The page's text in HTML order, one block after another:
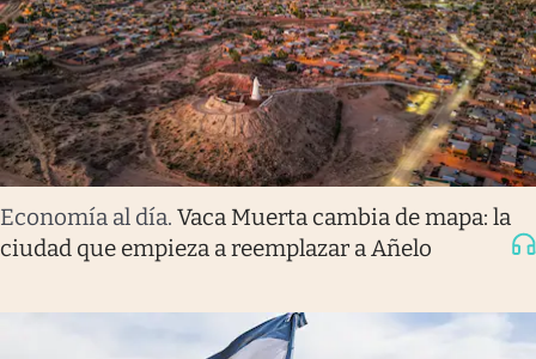
Economía al día. Vaca Muerta cambia de mapa: la
ciudad que empieza a reemplazar a Añelo